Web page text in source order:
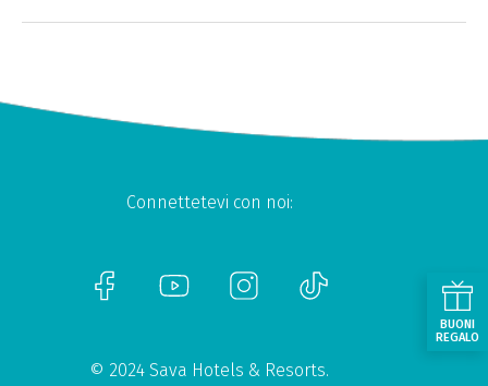
Connettetevi con noi:
© 2024 Sava Hotels & Resorts.
BUONI
REGALO